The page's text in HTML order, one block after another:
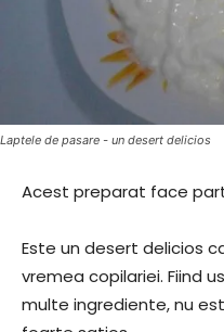
Laptele de pasare - un desert delicios
Acest preparat face
Este un desert delicios
vremea copilariei. Fiind
multe ingrediente, nu